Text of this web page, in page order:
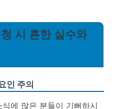
시 흔한 실수와
인 주의
에 많은 분들이 기뻐하시